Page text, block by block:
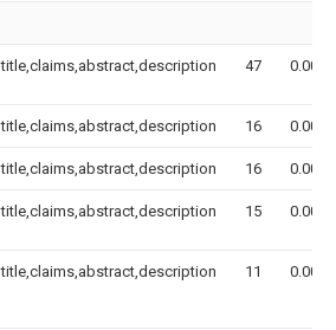
title,claims,abstract,description 47 0.000
title,claims,abstract,description 16 0.000
title,claims,abstract,description 16 0.000
title,claims,abstract,description 15 0.000
title,claims,abstract,description 11 0.000